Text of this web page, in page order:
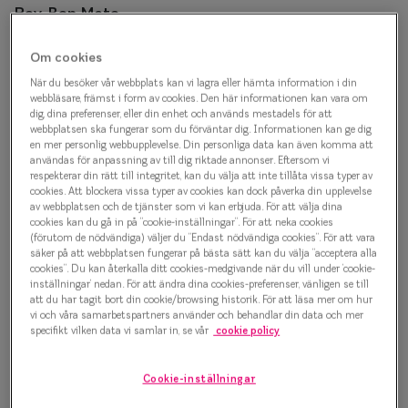
Taberg
Efva
Oscar
Ray-Ban Meta
Ray-Ban Meta Wayfarer
0RW4012 601/71 (Gen 2)
AI-glasögon
5 098 kr
Grön / Svart
Bågstorlek
S
120-126 mm
Osäker på vilken storlek du har? Se vår
Om cookies
När du besöker vår webbplats kan vi lagra eller hämta information i din
webbläsare, främst i form av cookies. Den här informationen kan vara om
dig, dina preferenser, eller din enhet och används mestadels för att
webbplatsen ska fungerar som du förväntar dig. Informationen kan ge dig
en mer personlig webbupplevelse. Din personliga data kan även komma att
användas för anpassning av till dig riktade annonser. Eftersom vi
respekterar din rätt till integritet, kan du välja att inte tillåta vissa typer av
cookies. Att blockera vissa typer av cookies kan dock påverka din upplevelse
av webbplatsen och de tjänster som vi kan erbjuda. För att välja dina
cookies kan du gå in på ”cookie-inställningar”. För att neka cookies
(förutom de nödvändiga) väljer du ”Endast nödvändiga cookies”. För att vara
säker på att webbplatsen fungerar på bästa sätt kan du välja ”acceptera alla
cookies”. Du kan återkalla ditt cookies-medgivande när du vill under ’cookie-
inställningar’ nedan. För att ändra dina cookies-preferenser, vänligen se till
att du har tagit bort din cookie/browsing historik. För att läsa mer om hur
vi och våra samarbetspartners använder och behandlar din data och mer
specifikt vilken data vi samlar in, se vår cookie policy
Cookie-inställningar